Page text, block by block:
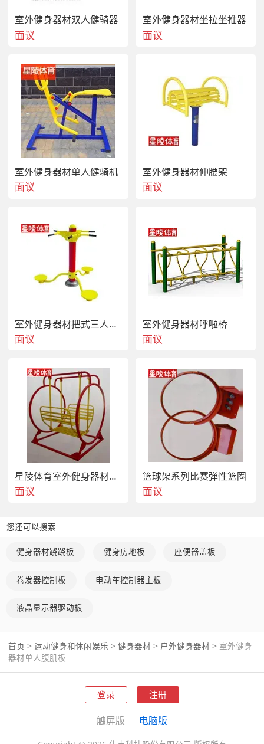
1 .由于器材体积，重量较大，采用传统货运物流运输，
物流跟踪信息未接入  物流系统，如需查询物流状态，请
在磕碰损坏等异常情况，如有与需要请立即联系在线客
服，由我们协调解决。
3.包邮是指卖家发货到买家所在市/县级物流点，由买家
自行前往物流点提取货物，如需送货上门，请联系客服
根据器材件数补齐有关费用。
室外健身器材双人健骑器
面议
室外健身器材坐拉坐推器
面议
室外健身器材单人健骑机
面议
室外健身器材伸腰架
面议
室外健身器材把式三人健腰器
面议
室外健身器材呼啦桥
面议
星陵体育室外健身器材荡椅
面议
篮球架系列比赛弹性篮圈
面议
您还可以搜索
健身器材跷跷板 健身房地板 座便器盖板
卷发器控制板 电动车控制器主板
液晶显示器驱动板
首页 > 运动健身和休闲娱乐 > 健身器材 > 户外健身器材 > 室外健身
器材单人腹肌板
登录 注册
触屏版 电脑版